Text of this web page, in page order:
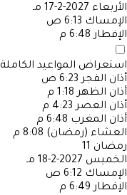
الأربعاء 2027-2-17 مـ
الإمساك 6:13 ص
الإفطار 6:48 م
استعراض المواعيد الكاملة
أذان الفجر 6:23 ص
أذان الظهر 1:18 م
أذان العصر 4:23 م
أذان المغرب 6:48 م
العشاء (رمضان) 8:08 م
رمضان 11
الخميس 2027-2-18 مـ
الإمساك 6:12 ص
الإفطار 6:49 م